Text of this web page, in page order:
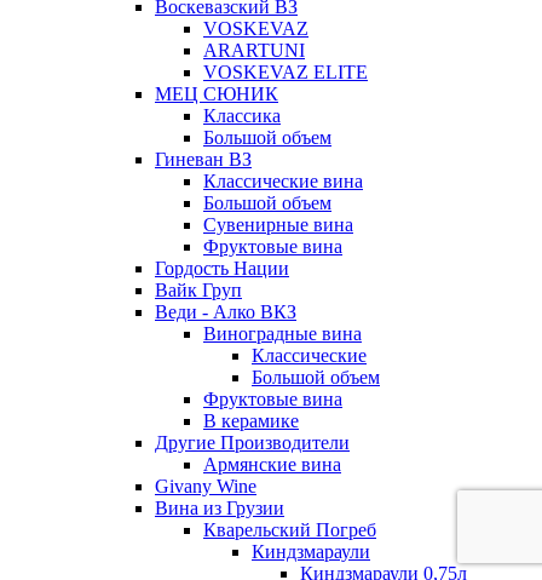
Воскевазский ВЗ
VOSKEVAZ
ARARTUNI
VOSKEVAZ ELITE
МЕЦ СЮНИК
Классика
Большой объем
Гиневан ВЗ
Классические вина
Большой объем
Сувенирные вина
Фруктовые вина
Гордость Нации
Вайк Груп
Веди - Алко ВКЗ
Виноградные вина
Классические
Большой объем
Фруктовые вина
В керамике
Другие Производители
Армянские вина
Givany Wine
Вина из Грузии
Кварельский Погреб
Киндзмараули
Киндзмараули 0,75л